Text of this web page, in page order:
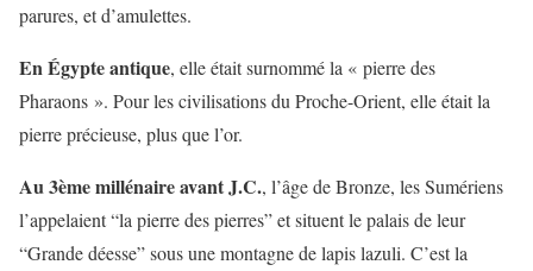
parures, et d’amulettes.
En Égypte antique, elle était surnommé la « pierre des
Pharaons ». Pour les civilisations du Proche-Orient, elle était la
pierre précieuse, plus que l’or.
Au 3ème millénaire avant J.C., l’âge de Bronze, les Sumériens
l’appelaient “la pierre des pierres” et situent le palais de leur
“Grande déesse” sous une montagne de lapis lazuli. C’est la